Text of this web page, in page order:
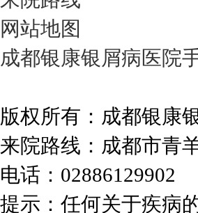
网站地图
成都银康银屑病医院
版权所有：成都银康
来院路线：成都市青
电话：02886129902
提示：任何关于疾病